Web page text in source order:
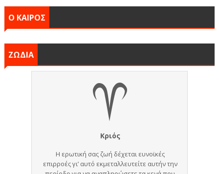
Ο ΚΑΙΡΟΣ
ΖΩΔΙΑ